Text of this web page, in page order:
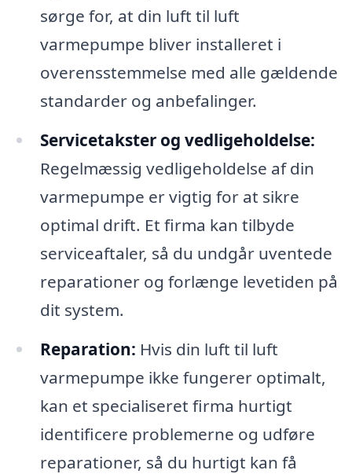
sørge for, at din luft til luft
varmepumpe bliver installeret i
overensstemmelse med alle gældende
standarder og anbefalinger.
Servicetakster og vedligeholdelse:
Regelmæssig vedligeholdelse af din
varmepumpe er vigtig for at sikre
optimal drift. Et firma kan tilbyde
serviceaftaler, så du undgår uventede
reparationer og forlænge levetiden på
dit system.
Reparation: Hvis din luft til luft
varmepumpe ikke fungerer optimalt,
kan et specialiseret firma hurtigt
identificere problemerne og udføre
reparationer, så du hurtigt kan få